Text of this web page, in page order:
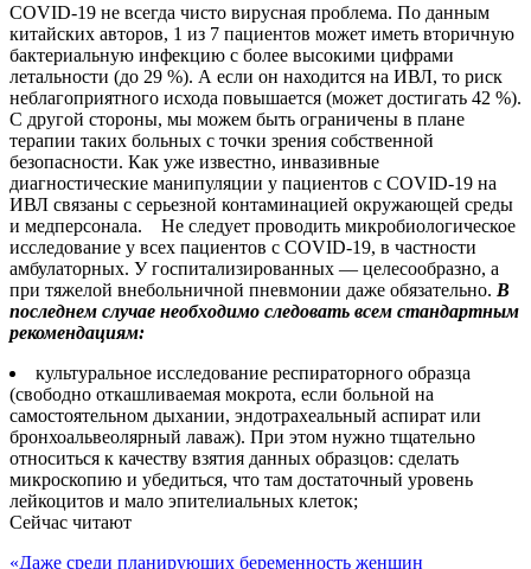
COVID-19 не всегда чисто вирусная проблема. По данным
китайских авторов, 1 из 7 пациентов может иметь вторичную
бактериальную инфекцию с более высокими цифрами
летальности (до 29 %). А если он находится на ИВЛ, то риск
неблагоприятного исхода повышается (может достигать 42 %).
С другой стороны, мы можем быть ограничены в плане
терапии таких больных с точки зрения собственной
безопасности. Как уже известно, инвазивные
диагностические манипуляции у пациентов с COVID-19 на
ИВЛ связаны с серьезной контаминацией окружающей среды
и медперсонала. Не следует проводить микробиологическое
исследование у всех пациентов с COVID-19, в частности
амбулаторных. У госпитализированных — целесообразно, а
при тяжелой внебольничной пневмонии даже обязательно. В
последнем случае необходимо следовать всем стандартным
рекомендациям:
культуральное исследование респираторного образца
(свободно откашливаемая мокрота, если больной на
самостоятельном дыхании, эндотрахеальный аспират или
бронхоальвеолярный лаваж). При этом нужно тщательно
относиться к качеству взятия данных образцов: сделать
микроскопию и убедиться, что там достаточный уровень
лейкоцитов и мало эпителиальных клеток;
Сейчас читают
«Даже среди планирующих беременность женщин